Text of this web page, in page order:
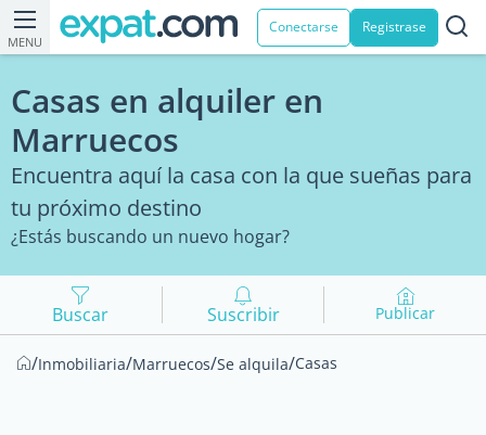
MENU
Conectarse Registrase
Casas en alquiler en
Marruecos
Encuentra aquí la casa con la que sueñas para
tu próximo destino
¿Estás buscando un nuevo hogar?
Buscar Suscribir Publicar
/Inmobiliaria/Marruecos/Se alquila/Casas